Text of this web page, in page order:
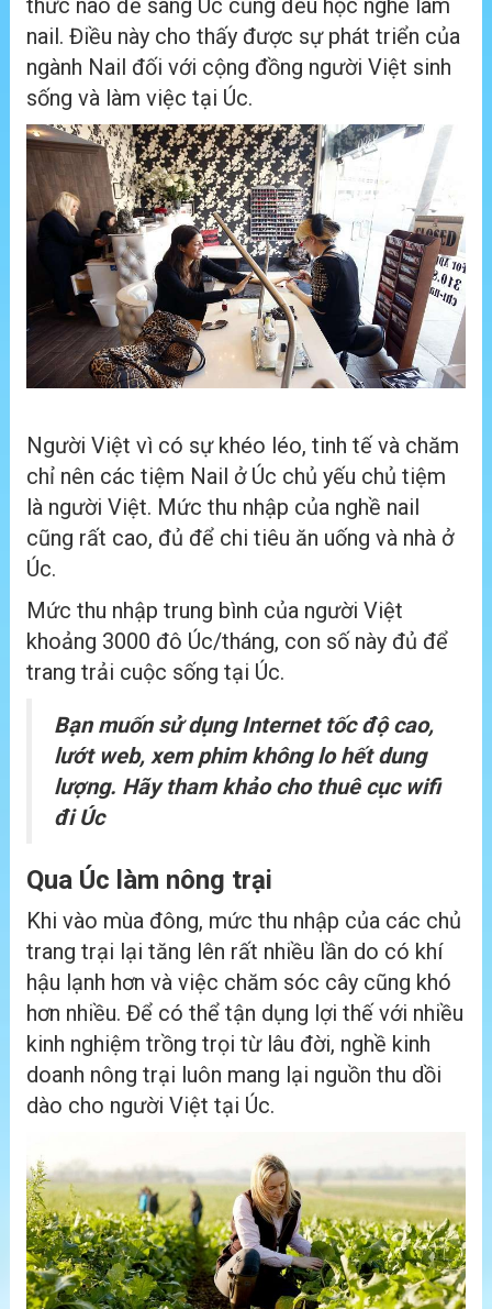
thức nào để sang Úc cũng đều học nghề làm
nail. Điều này cho thấy được sự phát triển của
ngành Nail đối với cộng đồng người Việt sinh
sống và làm việc tại Úc.
Người Việt vì có sự khéo léo, tinh tế và chăm
chỉ nên các tiệm Nail ở Úc chủ yếu chủ tiệm
là người Việt. Mức thu nhập của nghề nail
cũng rất cao, đủ để chi tiêu ăn uống và nhà ở
Úc.
Mức thu nhập trung bình của người Việt
khoảng 3000 đô Úc/tháng, con số này đủ để
trang trải cuộc sống tại Úc.
Bạn muốn sử dụng Internet tốc độ cao,
lướt web, xem phim không lo hết dung
lượng. Hãy tham khảo cho thuê cục wifi
đi Úc
Qua Úc làm nông trại
Khi vào mùa đông, mức thu nhập của các chủ
trang trại lại tăng lên rất nhiều lần do có khí
hậu lạnh hơn và việc chăm sóc cây cũng khó
hơn nhiều. Để có thể tận dụng lợi thế với nhiều
kinh nghiệm trồng trọi từ lâu đời, nghề kinh
doanh nông trại luôn mang lại nguồn thu dồi
dào cho người Việt tại Úc.